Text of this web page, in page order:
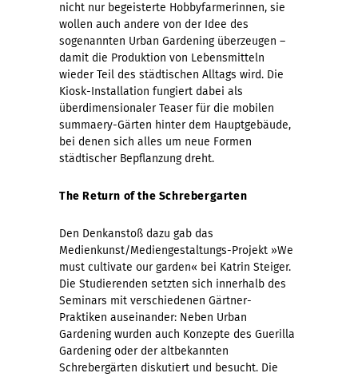
nicht nur begeisterte Hobbyfarmerinnen, sie
wollen auch andere von der Idee des
sogenannten Urban Gardening überzeugen –
damit die Produktion von Lebensmitteln
wieder Teil des städtischen Alltags wird. Die
Kiosk-Installation fungiert dabei als
überdimensionaler Teaser für die mobilen
summaery-Gärten hinter dem Hauptgebäude,
bei denen sich alles um neue Formen
städtischer Bepflanzung dreht.
The Return of the Schrebergarten
Den Denkanstoß dazu gab das
Medienkunst/Mediengestaltungs-Projekt »We
must cultivate our garden« bei Katrin Steiger.
Die Studierenden setzten sich innerhalb des
Seminars mit verschiedenen Gärtner-
Praktiken auseinander: Neben Urban
Gardening wurden auch Konzepte des Guerilla
Gardening oder der altbekannten
Schrebergärten diskutiert und besucht. Die